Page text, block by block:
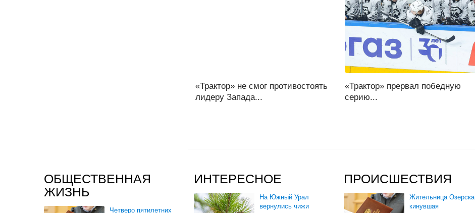
«Трактор» не смог противостоять
лидеру Запада...
«Трактор» прервал победную
серию...
ОБЩЕСТВЕННАЯ
ЖИЗНЬ
Четверо пятилетних
ИНТЕРЕСНОЕ
На Южный Урал
вернулись чижи
ПРОИСШЕСТВИЯ
Жительница Озерска,
кинувшая